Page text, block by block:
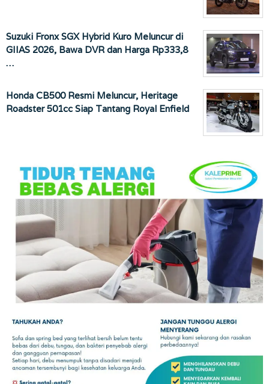
Suzuki Fronx SGX Hybrid Kuro Meluncur di
GIIAS 2026, Bawa DVR dan Harga Rp333,8
…
Honda CB500 Resmi Meluncur, Heritage
Roadster 501cc Siap Tantang Royal Enfield